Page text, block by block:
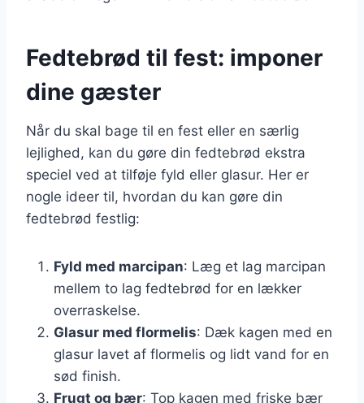
Fedtebrød til fest: imponer
dine gæster
Når du skal bage til en fest eller en særlig
lejlighed, kan du gøre din fedtebrød ekstra
speciel ved at tilføje fyld eller glasur. Her er
nogle ideer til, hvordan du kan gøre din
fedtebrød festlig:
Fyld med marcipan: Læg et lag marcipan
mellem to lag fedtebrød for en lækker
overraskelse.
Glasur med flormelis: Dæk kagen med en
glasur lavet af flormelis og lidt vand for en
sød finish.
Frugt og bær: Top kagen med friske bær